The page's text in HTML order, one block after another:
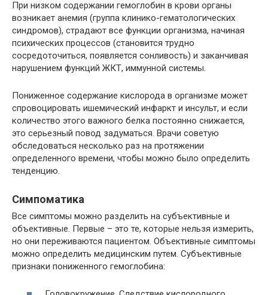
При низком содержании гемоглобин в крови органы
возникает анемия (группа клинико-гематологических
синдромов), страдают все функции организма, начиная
психических процессов (становится трудно
сосредоточиться, появляется сонливость) и заканчивая
нарушением функций ЖКТ, иммунной системы.
Пониженное содержание кислорода в организме может
спровоцировать ишемический инфаркт и инсульт, и если
количество этого важного белка постоянно снижается,
это серьезный повод задуматься. Врачи советую
обследоваться несколько раз на протяжении
определенного времени, чтобы можно было определить
тенденцию.
Симпоматика
Все симптомы можно разделить на субъективные и
объективные. Первые – это те, которые нельзя измерить,
но они переживаются пациентом. Объективные симптомы
можно определить медицинским путем. Субъективные
признаки пониженного гемоглобина: